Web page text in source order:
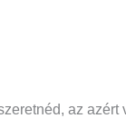
az